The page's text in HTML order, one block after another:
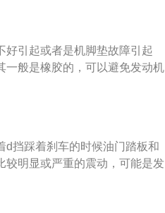
盘边缘上的力转变为转矩后传
对应的安装卡扣或螺钉孔等构
好引起或者是机脚垫故障引起
一般是橡胶的，可以避免发动机
性。橡胶制品长时间使用会出
震动。有些发动机的运转平顺
常的。
d挡踩着刹车的时候油门踏板和
较明显或严重的震动，可能是发
动机不是与车架直接连接的，